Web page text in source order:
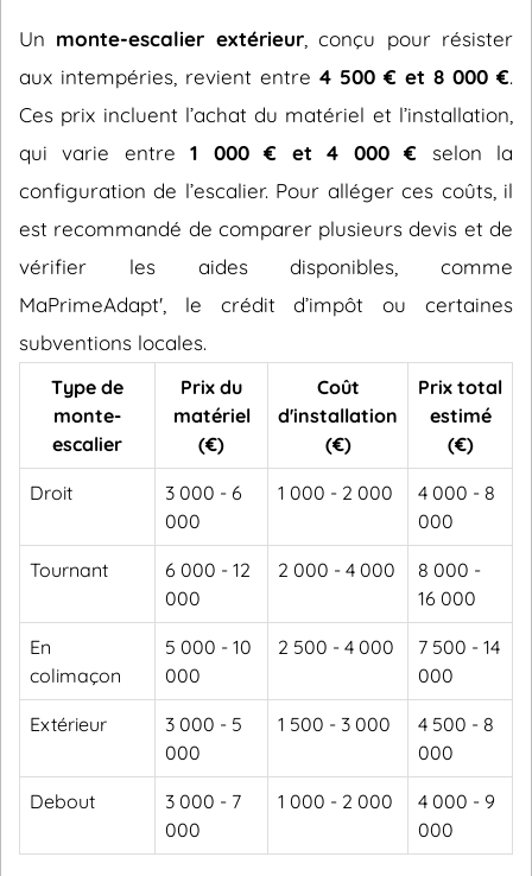
Un monte-escalier extérieur, conçu pour résister
aux intempéries, revient entre 4 500 € et 8 000 €.
Ces prix incluent l’achat du matériel et l’installation,
qui varie entre1 000 € et 4 000 € selon la
configuration de l’escalier. Pour alléger ces coûts, il
est recommandé de comparer plusieurs devis et de
vérifier les aides disponibles, comme
MaPrimeAdapt', le crédit d’impôt ou certaines
subventions locales.
Type de
monte-
escalier
Prix du
matériel
(€)
Coût
d'installation
(€)
Prix total
estimé
(€)
Droit
3 000 - 6
000
1 000 - 2 000
4 000 - 8
000
Tournant
6 000 - 12
000
2 000 - 4 000
8 000 -
16 000
En
colimaçon
5 000 - 10
000
2 500 - 4 000
7 500 - 14
000
Extérieur
3 000 - 5
000
1 500 - 3 000
4 500 - 8
000
Debout
3 000 - 7
000
1 000 - 2 000
4 000 - 9
000